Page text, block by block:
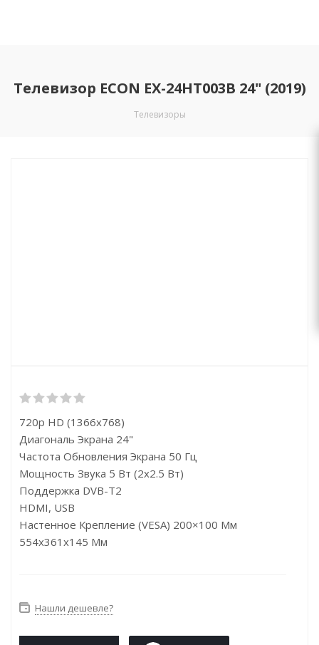
Телевизор ECON EX-24HT003B 24" (2019)
Телевизоры
720p HD (1366x768)
Диагональ Экрана 24"
Частота Обновления Экрана 50 Гц
Мощность Звука 5 Вт (2х2.5 Вт)
Поддержка DVB-T2
HDMI, USB
Настенное Крепление (VESA) 200×100 Мм
554x361x145 Мм
Нашли дешевле?